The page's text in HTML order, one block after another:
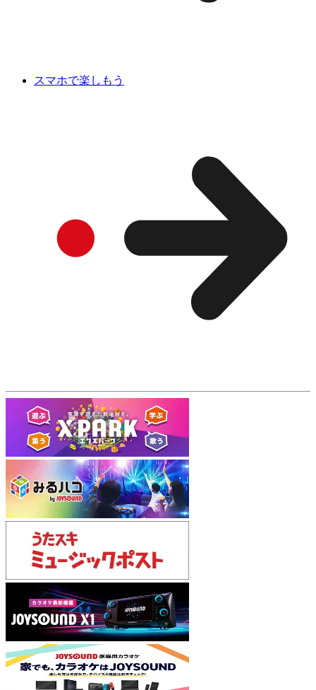
スマホで楽しもう